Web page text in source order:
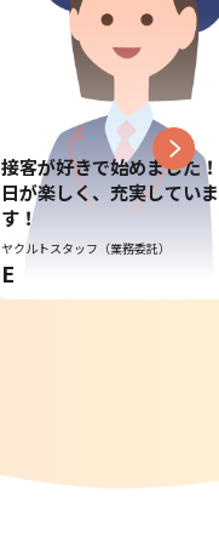
接客が好きで始めました
日が楽しく、充実していま
す！
ヤクルトスタッフ（業務委託）
E